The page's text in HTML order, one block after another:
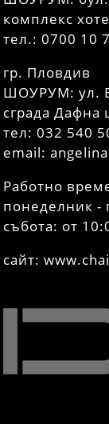
комплекс
тел.: 0700 10
гр. Пловдив
ШОУРУМ: ул.
сграда Дафна
тел: 032 540
email:
Работно
понеделник -
събота: от
сайт: